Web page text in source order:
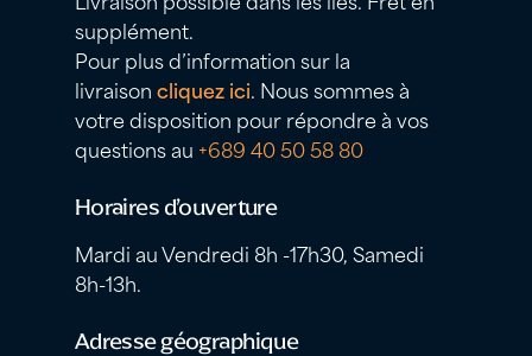
supplément.
Pour plus d’information sur la
livraisoncliquez ici. Nous sommes à
votre disposition pour répondre à vos
questions au +689 40 50 58 80
Horaires d’ouverture
Mardi au Vendredi 8h -17h30, Samedi
8h-13h.
Adresse géographique